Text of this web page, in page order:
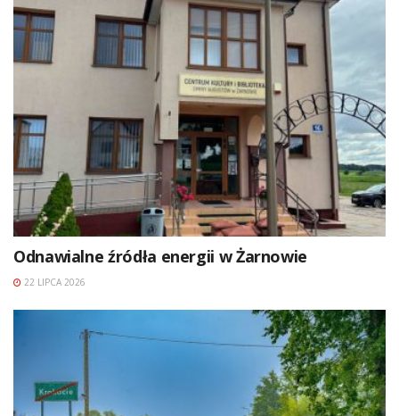
Odnawialne źródła energii w Żarnowie
22 LIPCA 2026